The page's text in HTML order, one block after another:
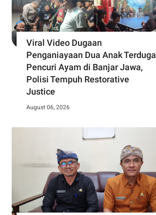
Viral Video Dugaan
Penganiayaan Dua Anak Terduga
Pencuri Ayam di Banjar Jawa,
Polisi Tempuh Restorative
Justice
August 06, 2026